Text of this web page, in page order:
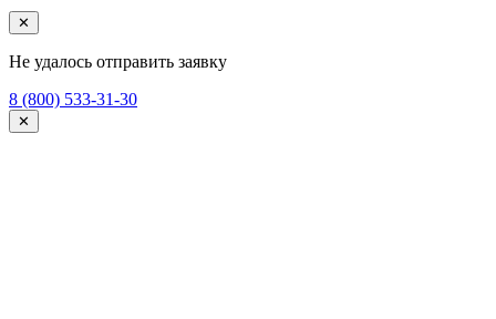
✕
Не удалось отправить заявку
8 (800) 533-31-30
✕